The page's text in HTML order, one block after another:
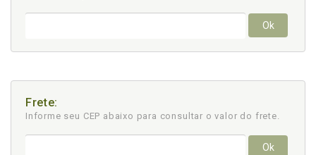
Ok
Frete:
Informe seu CEP abaixo para consultar o valor do frete.
Ok